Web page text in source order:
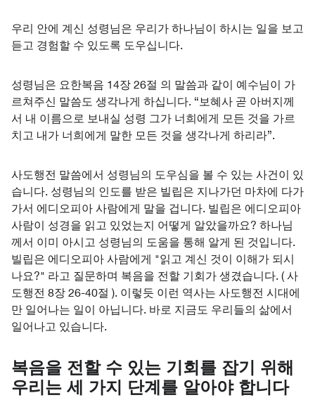
우리 안에 계신 성령님은 우리가 하나님이 하시는 일을 보고
듣고 경험할 수 있도록 도우십니다.
성령님은 요한복음 14장 26절 의 말씀과 같이 예수님이 가
르쳐주신 말씀도 생각나게 하십니다. “보혜사 곧 아버지께
서 내 이름으로 보내실 성령 그가 너희에게 모든 것을 가르
치고 내가 너희에게 말한 모든 것을 생각나게 하리라”.
사도행전 말씀에서 성령님의 도우심을 볼 수 있는 사건이 있
습니다. 성령님의 인도를 받은 빌립은 지나가던 마차에 다가
가서 에디오피아 사람에게 말을 겁니다. 빌립은 에디오피아
사람이 성경을 읽고 있었는지 어떻게 알았을까요? 하나님
께서 이미 아시고 성령님의 도움을 통해 알게 된 것입니다.
빌립은 에디오피아 사람에게 "읽고 계신 것이 이해가 되시
나요?" 라고 질문하며 복음을 전할 기회가 생겼습니다. ( 사
도행전 8장 26-40절 ). 이렇듯 이런 역사는 사도행전 시대에
만 일어나는 일이 아닙니다. 바로 지금도 우리들의 삶에서
일어나고 있습니다.
복음을 전할 수 있는 기회를 잡기 위해
우리는 세 가지 단계를 알아야 합니다